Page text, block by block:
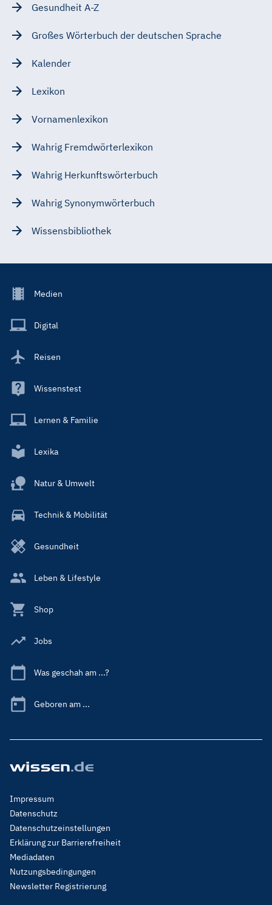
Gesundheit A-Z
Großes Wörterbuch der deutschen Sprache
Kalender
Lexikon
Vornamenlexikon
Wahrig Fremdwörterlexikon
Wahrig Herkunftswörterbuch
Wahrig Synonymwörterbuch
Wissensbibliothek
Footer
Main
Medien
Digital
Reisen
Wissenstest
Lernen & Familie
Lexika
Natur & Umwelt
Technik & Mobilität
Gesundheit
Leben & Lifestyle
Shop
Jobs
Was geschah am ...?
Geboren am ...
Footer
Menu
Legal
Impressum
Datenschutz
Datenschutzeinstellungen
Erklärung zur Barrierefreiheit
Mediadaten
Nutzungsbedingungen
Newsletter Registrierung